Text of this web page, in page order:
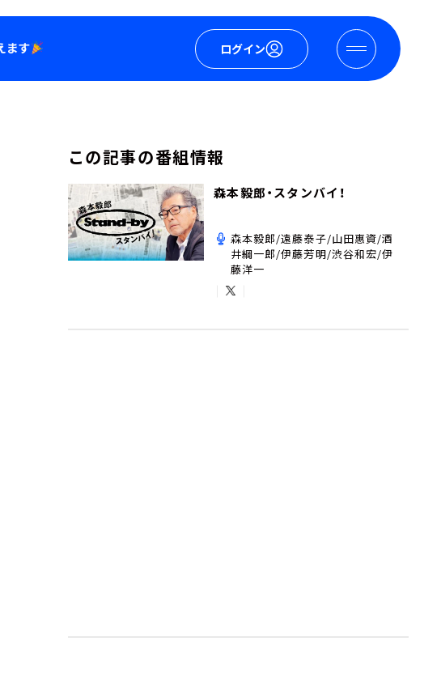
ログイン
この記事の番組情報
森本毅郎・スタンバイ！
森本毅郎/遠藤泰子/山田惠資/酒
井綱一郎/伊藤芳明/渋谷和宏/伊
藤洋一